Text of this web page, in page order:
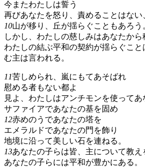
今またわたしは誓う
再びあなたを怒り、責めることはない
10山が移り、丘が揺らぐこともあろう
しかし、わたしの慈しみはあなたから
わたしの結ぶ平和の契約が揺らぐこ
む主は言われる。
11苦しめられ、嵐にもてあそばれ
慰める者もない都よ
見よ、わたしはアンチモンを使ってあ
サファイアであなたの基を固め
12赤めのうであなたの塔を
エメラルドであなたの門を飾り
地境に沿って美しい石を連ねる。
13あなたの子らは皆、主について教え
あなたの子らには平和が豊かにある。